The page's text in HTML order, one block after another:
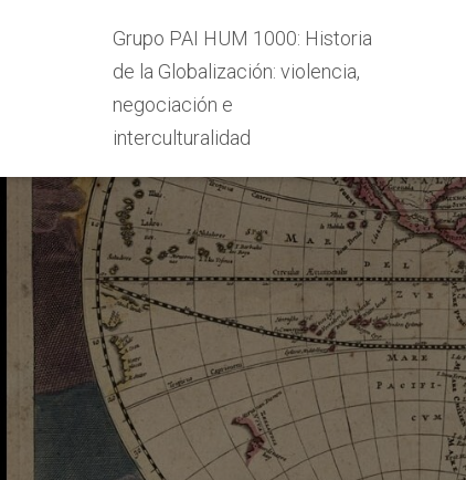
Grupo PAI HUM 1000: Historia
de la Globalización: violencia,
negociación e
interculturalidad